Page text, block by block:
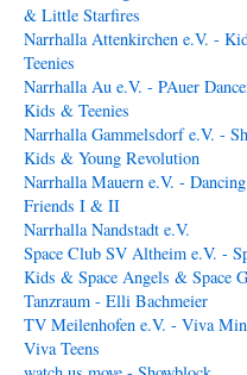
& Little Starfires
Narrhalla Attenkirchen e.V. -
Teenies
Narrhalla Au e.V. - PAuer
Kids & Teenies
Narrhalla Gammelsdorf e.V. -
Kids & Young Revolution
Narrhalla Mauern e.V. - Dancing
Friends I & II
Narrhalla Nandstadt e.V.
Space Club SV Altheim e.V. -
Kids & Space Angels & Space
Tanzraum - Elli Bachmeier
TV Meilenhofen e.V. - Viva
Viva Teens